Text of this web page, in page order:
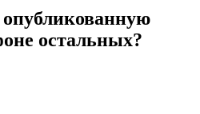
остальных?